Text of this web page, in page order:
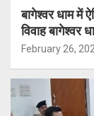
बागेश्वर धाम में
विवाह बागेश्वर
February 26,